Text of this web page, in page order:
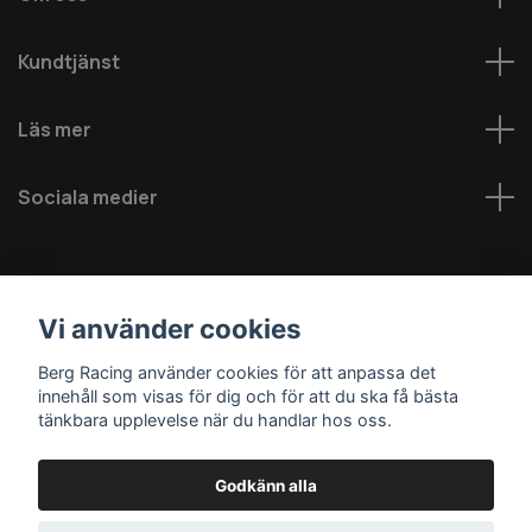
Kundtjänst
Läs mer
Sociala medier
© 2026 Berg MC AB - Alla rättigheter reserverade
Vi använder cookies
Berg Racing använder cookies för att anpassa det
innehåll som visas för dig och för att du ska få bästa
tänkbara upplevelse när du handlar hos oss.
Godkänn alla